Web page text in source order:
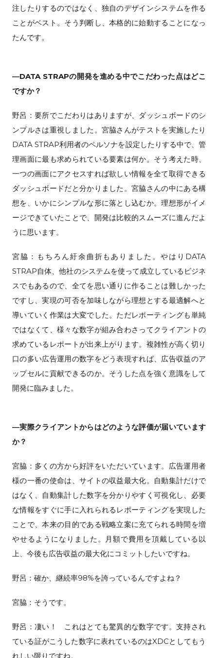
注したりするのではなく、独自のデザインシステムを作る
ことがベスト。そう判断し、本格的に始動することになっ
たんです。
―DATA STRAPの開発を進める中でこだわった点はどこ
ですか？
野呂：要所でこだわりはありますが、ダッシュボードのシ
ンプルさは重視しました。宮脇さんがテストを実施したり
DATA STRAP利用者のペルソナを設定したりする中で、管
理画面に最も求められている要素は何か。そう考えた時、
一つの画面にアクセスすれば欲しい情報を全て取得できる
ダッシュボードだと分かりました。宮脇さんの中にある構
想を、いかにシンプルな形に落とし込むか。理想形がイメ
ージできていたことで、開発は比較的スムーズに進んだよ
うに思います。
宮脇：もちろん紆余曲折もありました。やはりDATA
STRAP自体、他社のシステムを使って成立しているビジネ
スでもあるので、全てを思い通りに作ることは難しかった
ですし、実現の可否を加味しながら理想とする最適解へと
導いていく作業は大変でした。ただレポーティングも単純
ではなくて、様々な数字が組み合わさってクライアントの
求めているレポートが出来上がります。複雑性が高く切り
口の多い広告運用の数字をどう表現すれば、広告収益のア
ップセルに貢献できるのか。そうした点を強く意識をして
開発に臨みました。
―実際クライアントからはどのような評価が届いています
か？
宮脇：多くの方から好評をいただいています。広告運用者
様の一番の使命は、サイトの収益最大化。自動集計だけで
はなく、自動集計した数字を分かりやすく可視化し、必要
な情報をすぐに手に入れられるレポーティングを実現した
ことで、本来の目的である戦略立案に充てられる時間を増
やせるようになりました。月額で費用を頂戴している以
上、今後も広告収益の最大化にコミットしたいですね。
野呂：確か、継続率98%を誇っているんですよね？
宮脇：そうです。
野呂：凄い！ これはとても驚異的な数字です。支持され
ている証がこうした数字に表れているのはXDCとしてもう
れしい限りですね。